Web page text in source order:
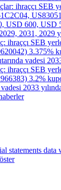
ihraççı SEB
USD 600, USD
2031, 2029
ihraççı SEB
3.375%
vadesi
ihraççı SEB
3.2%
2033
statements data